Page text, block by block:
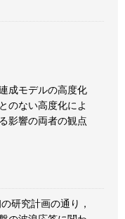
成モデルの高度化
のない高度化によ
影響の両者の観点
研究計画の通り，